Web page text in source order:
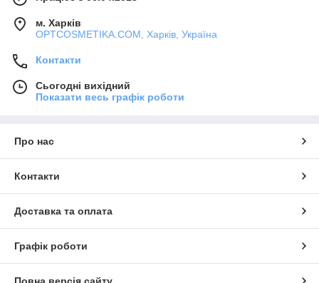
м. Харків
OPTCOSMETIKA.COM, Харків, Україна
Контакти
Сьогодні вихідний
Показати весь графік роботи
Про нас
Контакти
Доставка та оплата
Графік роботи